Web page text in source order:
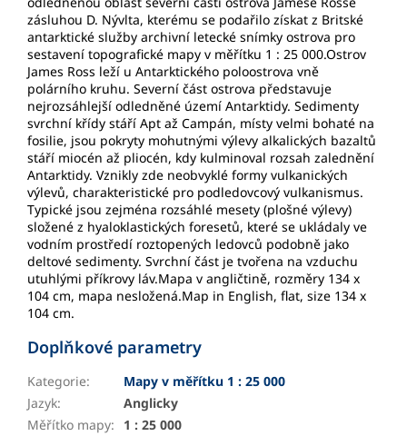
zásluhou D. Nývlta, kterému se podařilo získat z Britské
antarktické služby archivní letecké snímky ostrova pro
sestavení topografické mapy v měřítku 1 : 25 000.Ostrov
James Ross leží u Antarktického poloostrova vně
polárního kruhu. Severní část ostrova představuje
nejrozsáhlejší odledněné území Antarktidy. Sedimenty
svrchní křídy stáří Apt až Campán, místy velmi bohaté na
fosilie, jsou pokryty mohutnými výlevy alkalických bazaltů
stáří miocén až pliocén, kdy kulminoval rozsah zalednění
Antarktidy. Vznikly zde neobvyklé formy vulkanických
výlevů, charakteristické pro podledovcový vulkanismus.
Typické jsou zejména rozsáhlé mesety (plošné výlevy)
složené z hyaloklastických foresetů, které se ukládaly ve
vodním prostředí roztopených ledovců podobně jako
deltové sedimenty. Svrchní část je tvořena na vzduchu
utuhlými příkrovy láv.Mapa v angličtině, rozměry 134 x
104 cm, mapa nesložená.Map in English, flat, size 134 x
104 cm.
Doplňkové parametry
Kategorie:
Mapy v měřítku 1 : 25 000
Jazyk:
Anglicky
Měřítko mapy:
1 : 25 000